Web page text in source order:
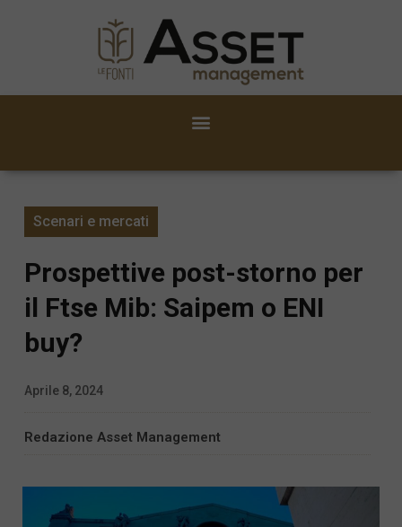
Scenari e mercati
Prospettive post-storno per
il Ftse Mib: Saipem o ENI
buy?
Aprile 8, 2024
Redazione Asset Management